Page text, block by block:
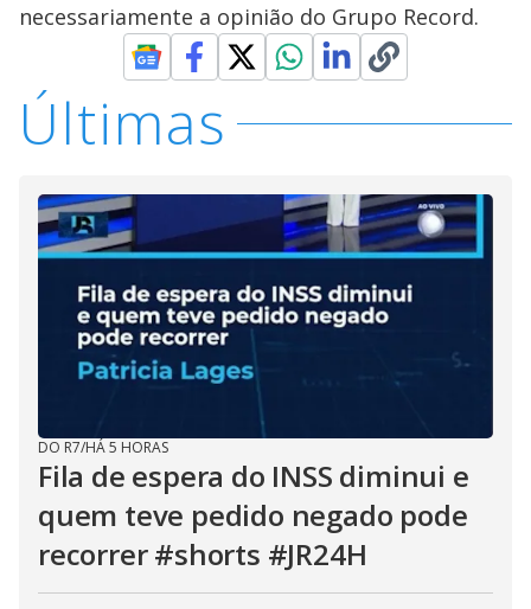
necessariamente a opinião do Grupo Record.
Últimas
DO R7/HÁ 5 HORAS
Fila de espera do INSS diminui e
quem teve pedido negado pode
recorrer #shorts #JR24H